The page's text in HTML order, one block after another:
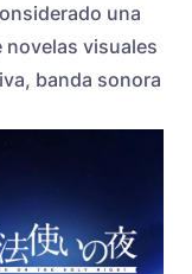
una
visuales
banda sonora